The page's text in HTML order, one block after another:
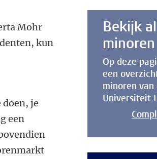
Mohr
kun
doen, je
een
Bekijk
minoren
Op deze
een
minoren van
Universiteit